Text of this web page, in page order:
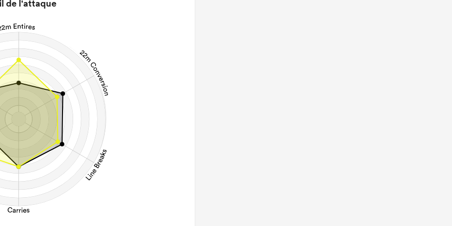
de l'attaque